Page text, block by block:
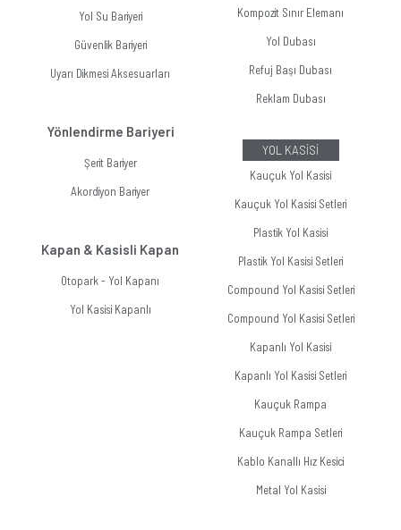
Yol Su Bariyeri
Güvenlik Bariyeri
Uyarı Dikmesi Aksesuarları
Yönlendirme Bariyeri
Şerit Bariyer
Akordiyon Bariyer
Kapan & Kasisli Kapan
Otopark - Yol Kapanı
Yol Kasisi Kapanlı
Kompozit Sınır Elemanı
Yol Dubası
Refuj Başı Dubası
Reklam Dubası
YOL KASİSİ
Kauçuk Yol Kasisi
Kauçuk Yol Kasisi Setleri
Plastik Yol Kasisi
Plastik Yol Kasisi Setleri
Compound Yol Kasisi Setleri
Compound Yol Kasisi Setleri
Kapanlı Yol Kasisi
Kapanlı Yol Kasisi Setleri
Kauçuk Rampa
Kauçuk Rampa Setleri
Kablo Kanallı Hız Kesici
Metal Yol Kasisi